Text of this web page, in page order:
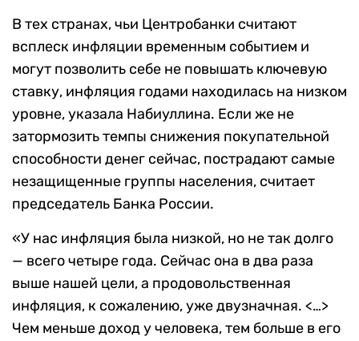
В тех странах, чьи Центробанки считают
всплеск инфляции временным событием и
могут позволить себе не повышать ключевую
ставку, инфляция годами находилась на низком
уровне, указала Набиуллина. Если же не
затормозить темпы снижения покупательной
способности денег сейчас, пострадают самые
незащищенные группы населения, считает
председатель Банка России.
«У нас инфляция была низкой, но не так долго
— всего четыре года. Сейчас она в два раза
выше нашей цели, а продовольственная
инфляция, к сожалению, уже двузначная. <…>
Чем меньше доход у человека, тем больше в его